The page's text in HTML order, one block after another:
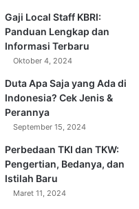
Gaji Local Staff KBRI:
Panduan Lengkap dan
Informasi Terbaru
Oktober 4, 2024
Duta Apa Saja yang Ada di
Indonesia? Cek Jenis &
Perannya
September 15, 2024
Perbedaan TKI dan TKW:
Pengertian, Bedanya, dan
Istilah Baru
Maret 11, 2024